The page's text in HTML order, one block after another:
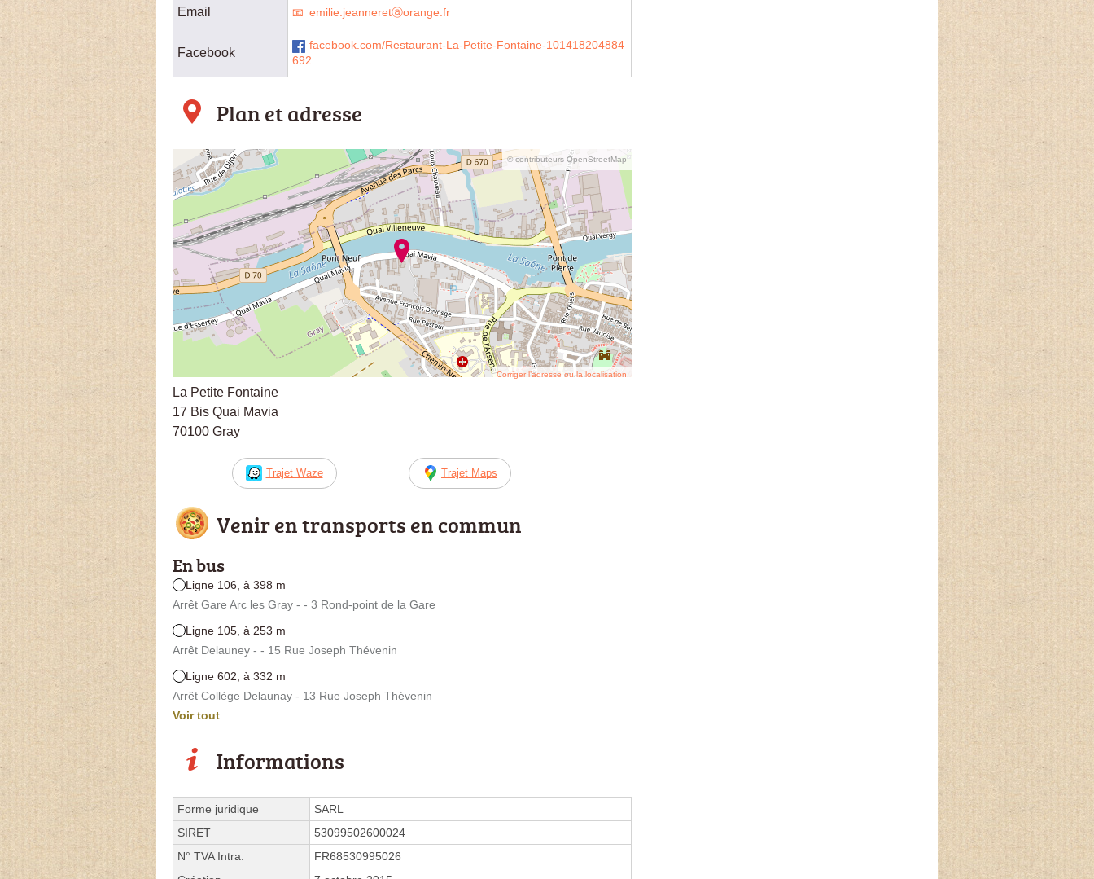
Email emilie.jeanneretⓐorange.fr
Facebook
facebook.com/Restaurant-La-Petite-Fontaine-101418204884
692
Plan et adresse
© contributeurs OpenStreetMap
Corriger l’adresse ou la localisation
La Petite Fontaine
17 Bis Quai Mavia
70100 Gray
Trajet Waze Trajet Maps
Venir en transports en commun
En bus
Ligne 106, à 398 m
Arrêt Gare Arc les Gray - - 3 Rond-point de la Gare
Ligne 105, à 253 m
Arrêt Delauney - - 15 Rue Joseph Thévenin
Ligne 602, à 332 m
Arrêt Collège Delaunay - 13 Rue Joseph Thévenin
Voir tout
Informations
Forme juridique
SARL
SIRET
53099502600024
N° TVA Intra.
FR68530995026